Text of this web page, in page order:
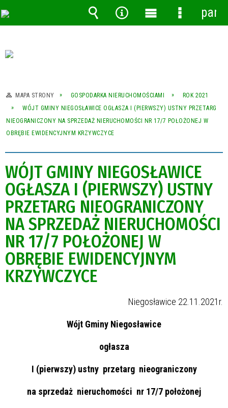
MAPA STRONY GOSPODARKA NIERUCHOMOŚCIAMI
ROK 2021
WÓJT GMINY NIEGOSŁAWICE OGŁASZA I (PIERWSZY) USTNY PRZETARG
NIEOGRANICZONY NA SPRZEDAŻ NIERUCHOMOŚCI NR 17/7 POŁOŻONEJ W
OBRĘBIE EWIDENCYJNYM KRZYWCZYCE
WÓJT GMINY NIEGOSŁAWICE
OGŁASZA I (PIERWSZY) USTNY
PRZETARG NIEOGRANICZONY
NA SPRZEDAŻ NIERUCHOMOŚCI
NR 17/7 POŁOŻONEJ W
OBRĘBIE EWIDENCYJNYM
KRZYWCZYCE
Niegosławice 22.11.2021r.
Wójt Gminy Niegosławice
ogłasza
I (pierwszy) ustny przetarg nieograniczony
na sprzedaż nieruchomości nr 17/7 położonej
Wyszukiwarka
Narzędzia
MenuMenu